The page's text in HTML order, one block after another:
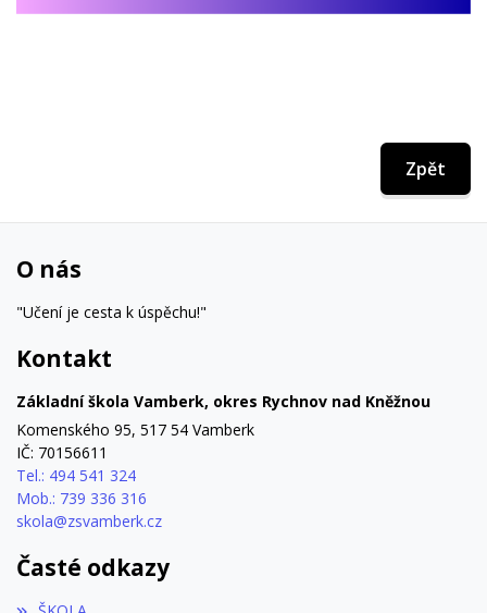
Zpět
O nás
"Učení je cesta k úspěchu!"
Kontakt
Základní škola Vamberk, okres Rychnov nad Kněžnou
Komenského 95, 517 54 Vamberk
IČ: 70156611
Tel.: 494 541 324
Mob.: 739 336 316
skola@zsvamberk.cz
Časté odkazy